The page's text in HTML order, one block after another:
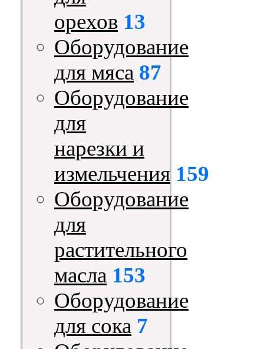
орехов 13
Оборудование
для мяса 87
Оборудование
для
нарезки и
измельчения 159
Оборудование
для
растительного
масла 153
Оборудование
для сока 7